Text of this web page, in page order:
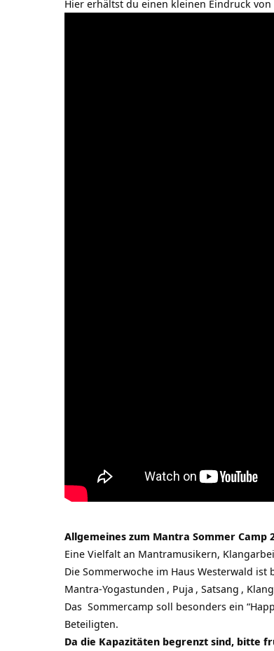
Hier erhältst du einen kleinen Eindruck
Allgemeines zum Mantra Sommer Camp
Eine Vielfalt an Mantramusikern,
Die Sommerwoche im Haus Westerwald
Mantra-Yogastunden , Puja , Satsang ,
Das Sommercamp soll besonders ein
Beteiligten.
Da die Kapazitäten begrenzt sind, bitte